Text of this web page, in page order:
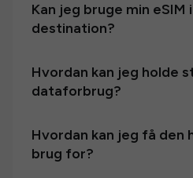
Kan jeg bruge min eSIM
destination?
Hvordan kan jeg holde
dataforbrug?
Hvordan kan jeg få den
brug for?